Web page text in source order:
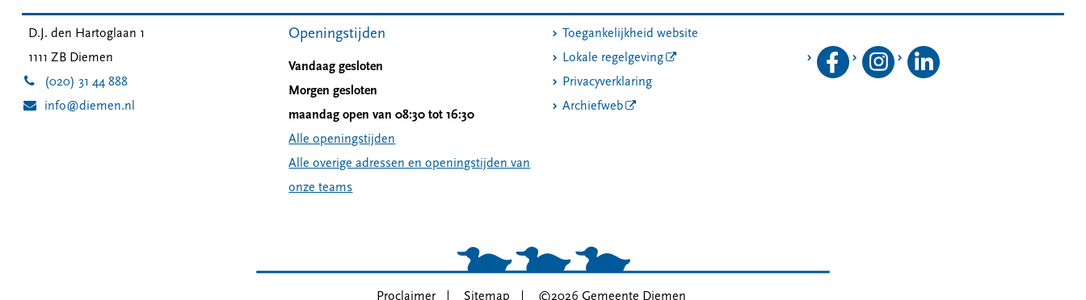
D.J. den Hartoglaan 1
1111 ZB Diemen
(020) 31 44 888
info@diemen.nl
Openingstijden
Vandaag gesloten
Morgen gesloten
maandag open van 08:30 tot 16:30
Alle openingstijden
Alle overige adressen en openingstijden van
onze teams
Toegankelijkheid website
Lokale regelgeving
Privacyverklaring
Archiefweb
Proclaimer Sitemap ©2026 Gemeente Diemen